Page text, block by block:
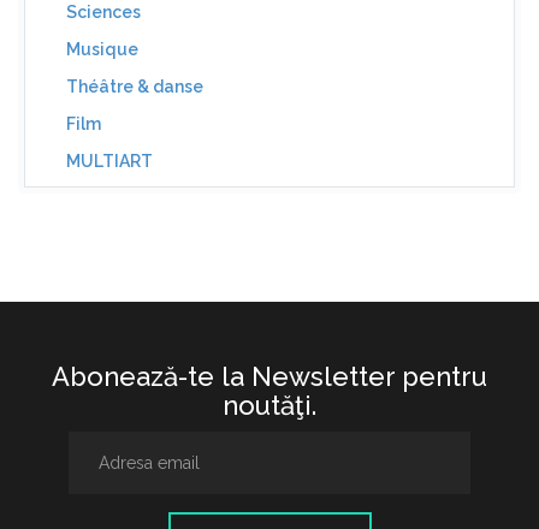
Sciences
Musique
Théâtre & danse
Film
MULTIART
Abonează-te la Newsletter pentru
noutăţi.